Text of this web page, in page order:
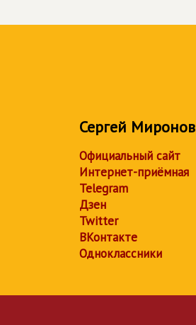
Сергей Миронов
Официальный сайт
Интернет-приёмная
Telegram
Дзен
Twitter
ВКонтакте
Одноклассники